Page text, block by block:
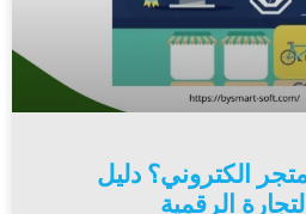
الكتروني؟ دليل
الرقمية